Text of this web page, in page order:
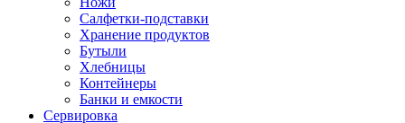
Салфетки-подставки
Хранение продуктов
Бутыли
Хлебницы
Контейнеры
Банки и емкости
Сервировка